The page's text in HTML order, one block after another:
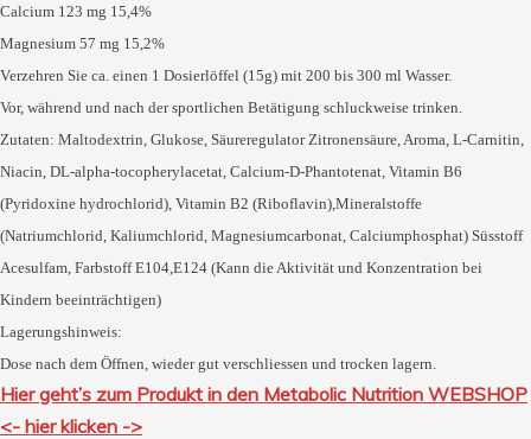
Calcium 123 mg 15,4%
Magnesium 57 mg 15,2%
Verzehren Sie ca. einen 1 Dosierlöffel (15g) mit 200 bis 300 ml Wasser.
Vor, während und nach der sportlichen Betätigung schluckweise trinken.
Zutaten: Maltodextrin, Glukose, Säureregulator Zitronensäure, Aroma, L-Carnitin,
Niacin, DL-alpha-tocopherylacetat, Calcium-D-Phantotenat, Vitamin B6
(Pyridoxine hydrochlorid), Vitamin B2 (Riboflavin),Mineralstoffe
(Natriumchlorid, Kaliumchlorid, Magnesiumcarbonat, Calciumphosphat) Süsstoff
Acesulfam, Farbstoff E104,E124 (Kann die Aktivität und Konzentration bei
Kindern beeinträchtigen)
Lagerungshinweis:
Dose nach dem Öffnen, wieder gut verschliessen und trocken lagern.
Hier geht’s zum Produkt in den Metabolic Nutrition WEBSHOP
<- hier klicken ->